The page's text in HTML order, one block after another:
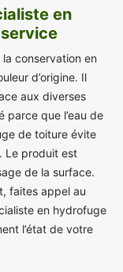
en
conservation en
d’origine. Il
aux diverses
parce que l’eau de
de toiture évite
Le produit est
de la surface.
faites appel au
en hydrofuge
l’état de votre